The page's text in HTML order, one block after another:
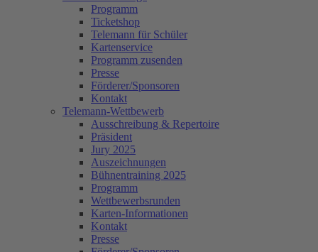
Programm
Ticketshop
Telemann für Schüler
Kartenservice
Programm zusenden
Presse
Förderer/Sponsoren
Kontakt
Telemann-Wettbewerb
Ausschreibung & Repertoire
Präsident
Jury 2025
Auszeichnungen
Bühnentraining 2025
Programm
Wettbewerbsrunden
Karten-Informationen
Kontakt
Presse